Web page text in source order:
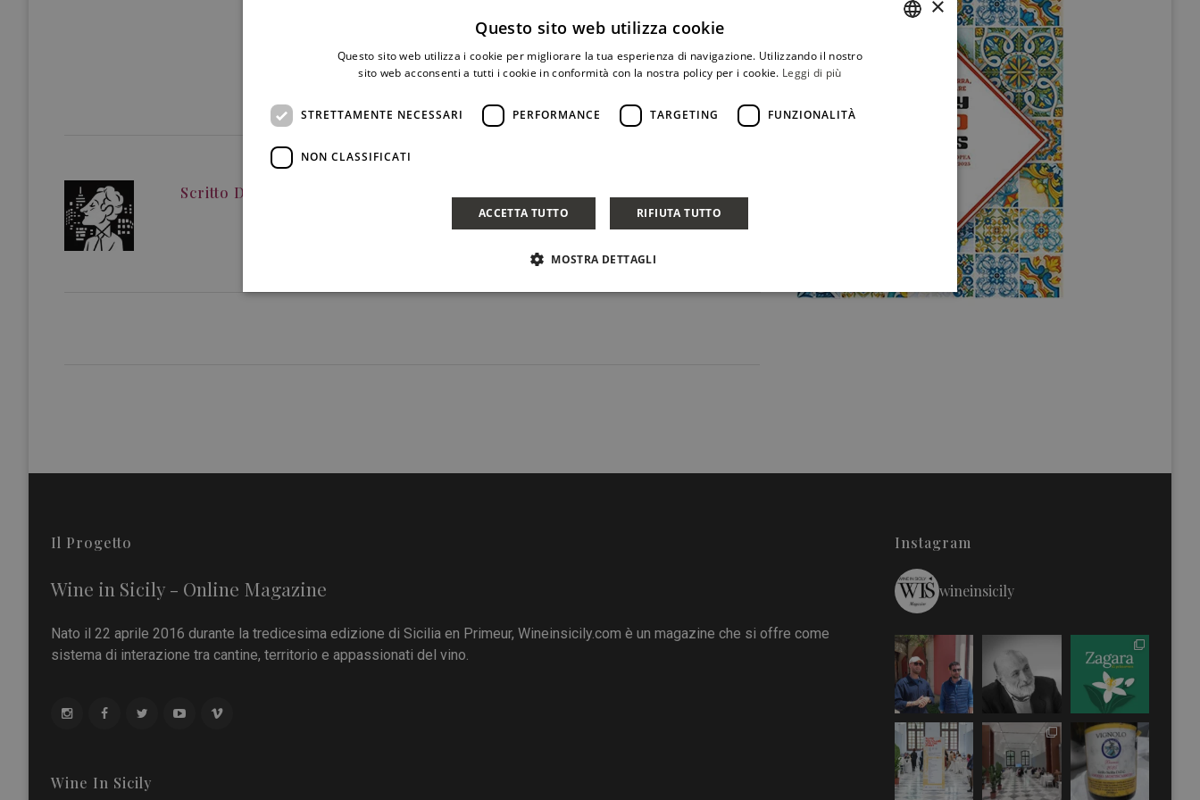
Condividi Post
Scritto Da
Il Progetto
Wine in Sicily - Online Magazine
Nato il 22 aprile 2016 durante la tredicesima edizione di Sicilia en Primeur, Wineinsicily.com è un magazine che si offre come
sistema di interazione tra cantine, territorio e appassionati del vino.
Wine In Sicily
Instagram
wineinsicily
×
Questo sito web utilizza cookie
Questo sito web utilizza i cookie per migliorare la tua esperienza di navigazione. Utilizzando il nostro
sito web acconsenti a tutti i cookie in conformità con la nostra policy per i cookie. Leggi di più
STRETTAMENTE NECESSARI PERFORMANCE TARGETING FUNZIONALITÀ
NON CLASSIFICATI
ACCETTA TUTTO RIFIUTA TUTTO
MOSTRA DETTAGLI